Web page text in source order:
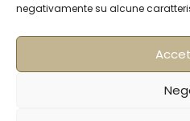
negativamente su alcune
Iscriviti alla